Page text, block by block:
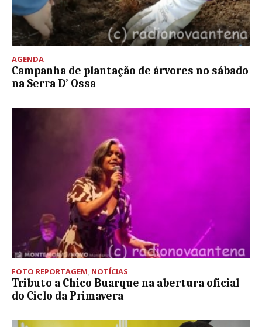
AGENDA
Campanha de plantação de árvores no sábado
na Serra D’ Ossa
FOTO REPORTAGEM, NOTÍCIAS
Tributo a Chico Buarque na abertura oficial
do Ciclo da Primavera